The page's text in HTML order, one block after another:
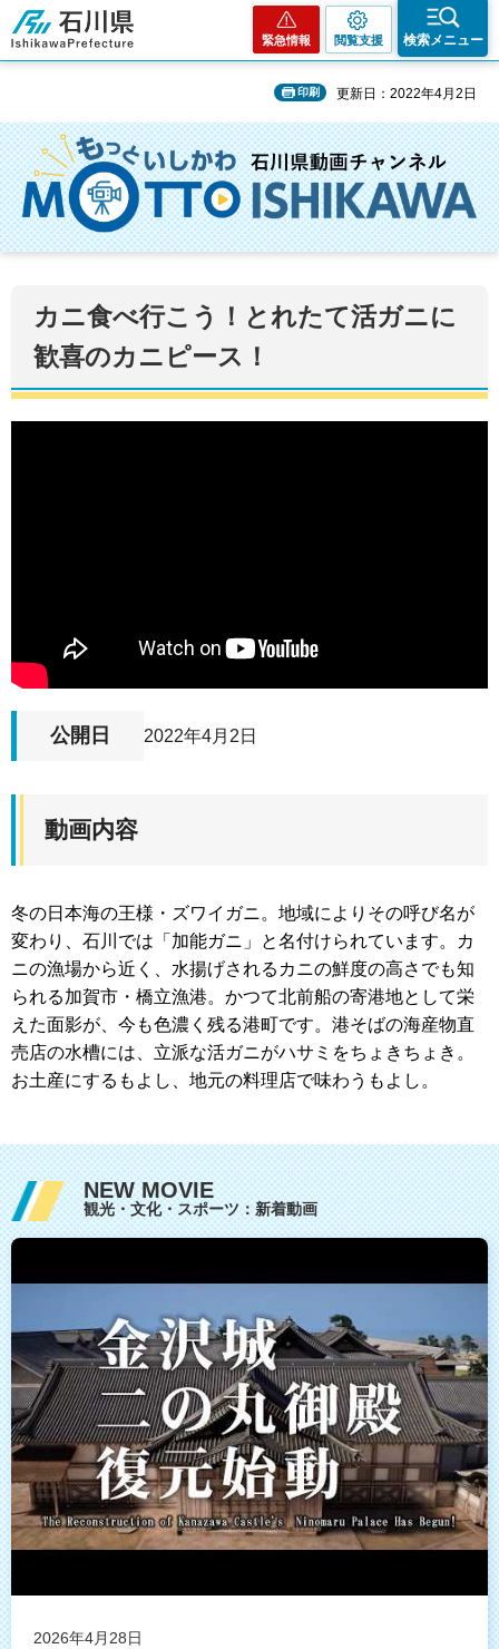
石川県
緊急情報 閲覧支援 検索メニュー
印刷 更新日：2022年4月2日
カニ食べ行こう！とれたて活ガニに
歓喜のカニピース！
公開日 2022年4月2日
動画内容
冬の日本海の王様・ズワイガニ。地域によりその呼び名が
変わり、石川では「加能ガニ」と名付けられています。カ
ニの漁場から近く、水揚げされるカニの鮮度の高さでも知
られる加賀市・橋立漁港。かつて北前船の寄港地として栄
えた面影が、今も色濃く残る港町です。港そばの海産物直
売店の水槽には、立派な活ガニがハサミをちょきちょき。
お土産にするもよし、地元の料理店で味わうもよし。
NEW MOVIE
観光・文化・スポーツ：新着動画
2026年4月28日